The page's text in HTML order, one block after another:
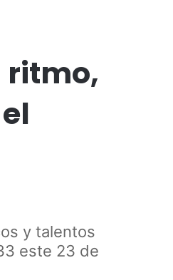
ritmo,
y talentos
este 23 de